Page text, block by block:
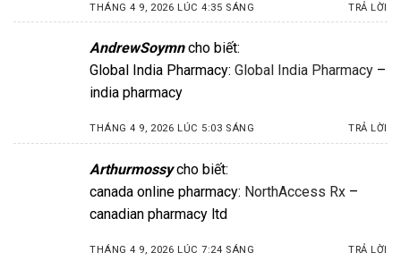
THÁNG 4 9, 2026 LÚC 4:35 SÁNG TRẢ LỜI
AndrewSoymn cho biết:
Global India Pharmacy: Global India Pharmacy –
india pharmacy
THÁNG 4 9, 2026 LÚC 5:03 SÁNG TRẢ LỜI
Arthurmossy cho biết:
canada online pharmacy: NorthAccess Rx –
canadian pharmacy ltd
THÁNG 4 9, 2026 LÚC 7:24 SÁNG TRẢ LỜI